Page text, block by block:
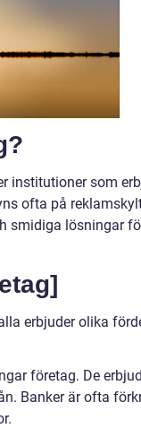
institutioner som
ofta på
smidiga lösningar
erbjuder olika
företag. De
Banker är ofta